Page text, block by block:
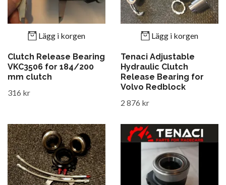
Lägg i korgen
Clutch Release Bearing
VKC3506 for 184/200
mm clutch
316 kr
Lägg i korgen
Tenaci Adjustable
Hydraulic Clutch
Release Bearing for
Volvo Redblock
2 876 kr